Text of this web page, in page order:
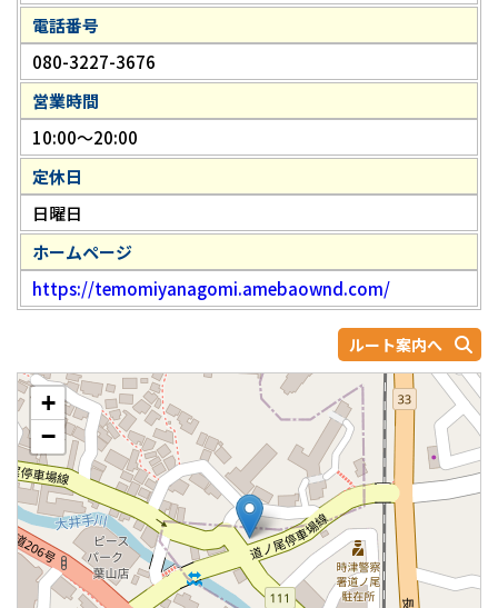
電話番号
080-3227-3676
営業時間
10:00～20:00
定休日
日曜日
ホームページ
https://temomiyanagomi.amebaownd.com/
ルート案内へ
+
−